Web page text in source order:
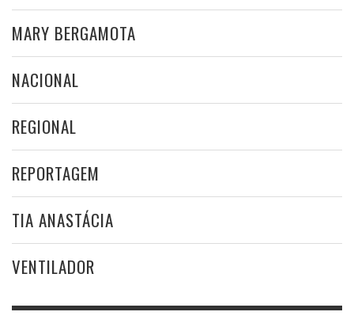
MARY BERGAMOTA
NACIONAL
REGIONAL
REPORTAGEM
TIA ANASTÁCIA
VENTILADOR